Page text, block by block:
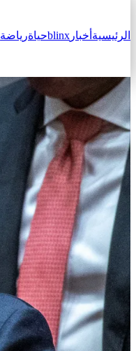
الرئيسية أخبار blinxحياةرياضة